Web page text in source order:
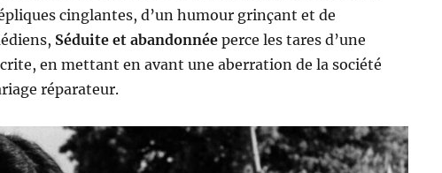
cinglantes, d’un humour grinçant et de
Séduite et abandonnéeperce les tares d’une
en mettant en avant une aberration de la société
réparateur.